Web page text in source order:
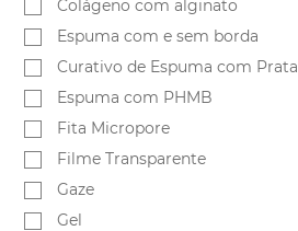
Colágeno com alginato
Espuma com e sem borda
Curativo de Espuma com Prata
Espuma com PHMB
Fita Micropore
Filme Transparente
Gaze
Gel